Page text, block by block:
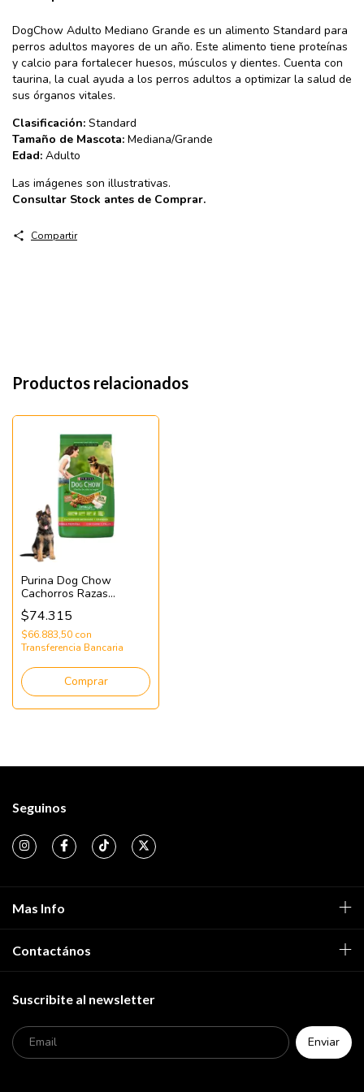
DogChow Adulto Mediano Grande es un alimento Standard para
perros adultos mayores de un año. Este alimento tiene proteínas
y calcio para fortalecer huesos, músculos y dientes. Cuenta con
taurina, la cual ayuda a los perros adultos a optimizar la salud de
sus órganos vitales.
Clasificación: Standard
Tamaño de Mascota: Mediana/Grande
Edad: Adulto
Las imágenes son illustrativas.
​Consultar Stock antes de Comprar.
Compartir
Productos relacionados
Purina Dog Chow
Cachorros Razas
Medianas y Grandes
x21kg
$74.315
$66.883,50 con
Transferencia Bancaria
Comprar
Seguinos
Mas Info
Contactános
Suscribite al newsletter